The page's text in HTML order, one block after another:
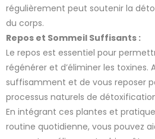
régulièrement peut soutenir la
du corps.
Repos et Sommeil Suffisants :
Le repos est essentiel pour
régénérer et d’éliminer les toxines.
suffisamment et de vous reposer
processus naturels de
En intégrant ces plantes et
routine quotidienne, vous pouvez